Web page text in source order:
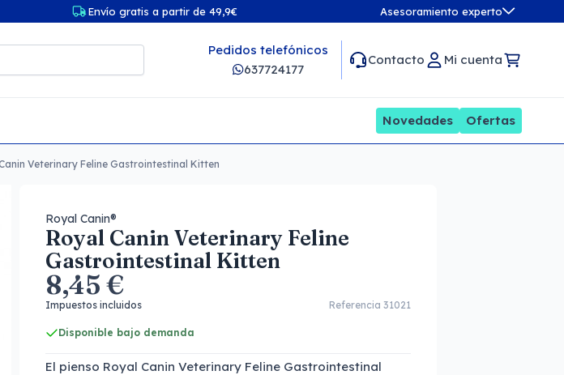
Envío gratis a partir de 49,9€ Asesoramiento experto
Pedidos telefónicos
637724177
Contacto Mi cuenta
Novedades Ofertas
Veterinary Feline Gastrointestinal Kitten
Royal Canin®
Royal Canin Veterinary Feline
Gastrointestinal Kitten
8,45 €
Impuestos incluidos Referencia 31021
Disponible bajo demanda
El pienso Royal Canin Veterinary Feline Gastrointestinal